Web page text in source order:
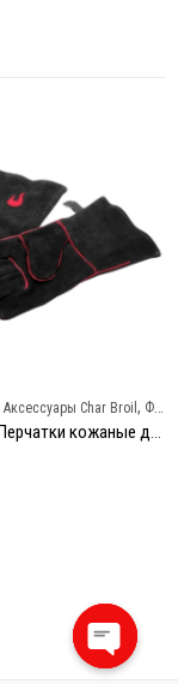
Аксессуары Char Broil , Фартуки и перчатки
Char-Broil Перчатки кожаные для гриля new
Open